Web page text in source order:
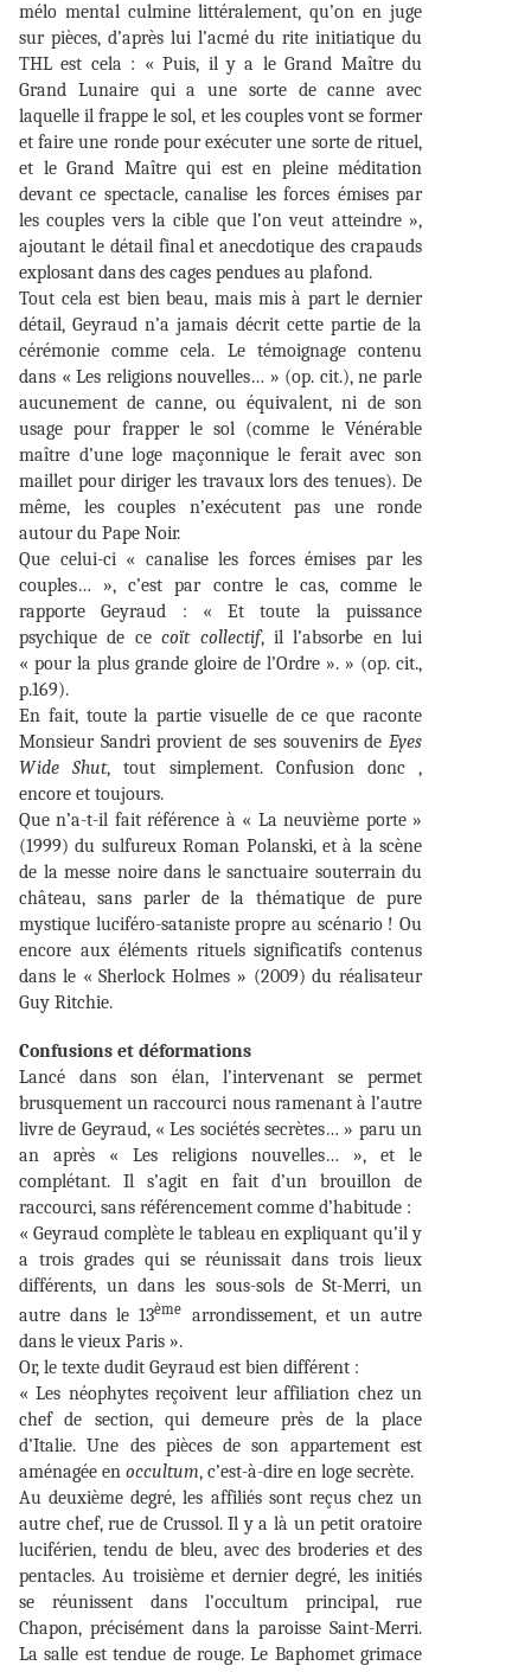
mélo mental culmine littéralement, qu’on en juge
sur pièces, d’après lui l’acmé du rite initiatique du
THL est cela : « Puis, il y a le Grand Maître du
Grand Lunaire qui a une sorte de canne avec
laquelle il frappe le sol, et les couples vont se former
et faire une ronde pour exécuter une sorte de rituel,
et le Grand Maître qui est en pleine méditation
devant ce spectacle, canalise les forces émises par
les couples vers la cible que l’on veut atteindre »,
ajoutant le détail final et anecdotique des crapauds
explosant dans des cages pendues au plafond.
Tout cela est bien beau, mais mis à part le dernier
détail, Geyraud n’a jamais décrit cette partie de la
cérémonie comme cela. Le témoignage contenu
dans « Les religions nouvelles… » (op. cit.), ne parle
aucunement de canne, ou équivalent, ni de son
usage pour frapper le sol (comme le Vénérable
maître d’une loge maçonnique le ferait avec son
maillet pour diriger les travaux lors des tenues). De
même, les couples n’exécutent pas une ronde
autour du Pape Noir.
Que celui-ci « canalise les forces émises par les
couples… », c’est par contre le cas, comme le
rapporte Geyraud : « Et toute la puissance
psychique de cecoït collectif, il l’absorbe en lui
« pour la plus grande gloire de l’Ordre ». » (op. cit.,
p.169).
En fait, toute la partie visuelle de ce que raconte
Monsieur Sandri provient de ses souvenirs de Eyes
Wide Shut, tout simplement. Confusion donc ,
encore et toujours.
Que n’a-t-il fait référence à « La neuvième porte »
(1999) du sulfureux Roman Polanski, et à la scène
de la messe noire dans le sanctuaire souterrain du
château, sans parler de la thématique de pure
mystique luciféro-sataniste propre au scénario ! Ou
encore aux éléments rituels significatifs contenus
dans le « Sherlock Holmes » (2009) du réalisateur
Guy Ritchie.
Confusions et déformations
Lancé dans son élan, l’intervenant se permet
brusquement un raccourci nous ramenant à l’autre
livre de Geyraud, « Les sociétés secrètes… » paru un
an après « Les religions nouvelles… », et le
complétant. Il s’agit en fait d’un brouillon de
raccourci, sans référencement comme d’habitude :
« Geyraud complète le tableau en expliquant qu’il y
a trois grades qui se réunissait dans trois lieux
différents, un dans les sous-sols de St-Merri, un
autre dans le 13ème arrondissement, et un autre
dans le vieux Paris ».
Or, le texte dudit Geyraud est bien différent :
« Les néophytes reçoivent leur affiliation chez un
chef de section, qui demeure près de la place
d’Italie. Une des pièces de son appartement est
aménagée en occultum, c’est-à-dire en loge secrète.
Au deuxième degré, les affiliés sont reçus chez un
autre chef, rue de Crussol. Il y a là un petit oratoire
luciférien, tendu de bleu, avec des broderies et des
pentacles. Au troisième et dernier degré, les initiés
se réunissent dans l’occultum principal, rue
Chapon, précisément dans la paroisse Saint-Merri.
La salle est tendue de rouge. Le Baphomet grimace